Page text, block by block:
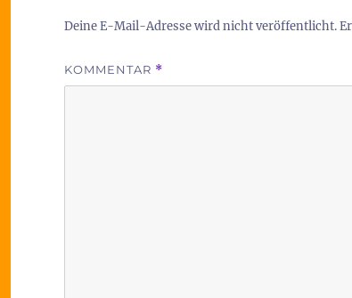
Deine E-Mail-Adresse wird nicht veröffentlicht.
KOMMENTAR *